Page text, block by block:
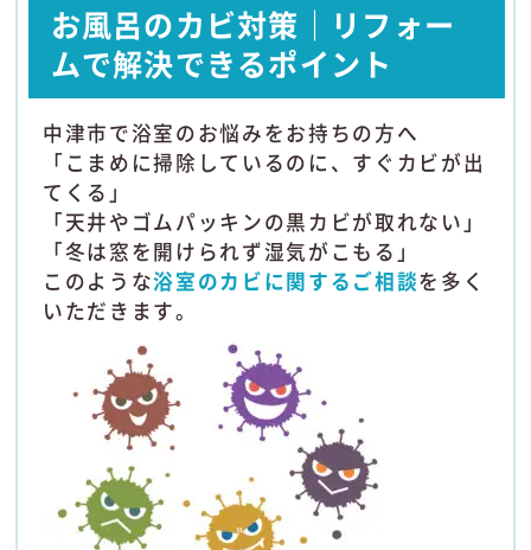
お風呂のカビ対策｜リフォー
ムで解決できるポイント
中津市で浴室のお悩みをお持ちの方へ
「こまめに掃除しているのに、すぐカビが出
てくる」
「天井やゴムパッキンの黒カビが取れない」
「冬は窓を開けられず湿気がこもる」
このような浴室のカビに関するご相談を多く
いただきます。